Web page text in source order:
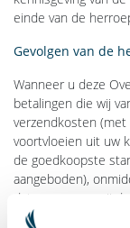
einde van de
Gevolgen van de
Wanneer u deze
betalingen die wij
verzendkosten
voortvloeien uit uw
de goedkoopste
aangeboden),
datum waarop wij
Overeenkomst